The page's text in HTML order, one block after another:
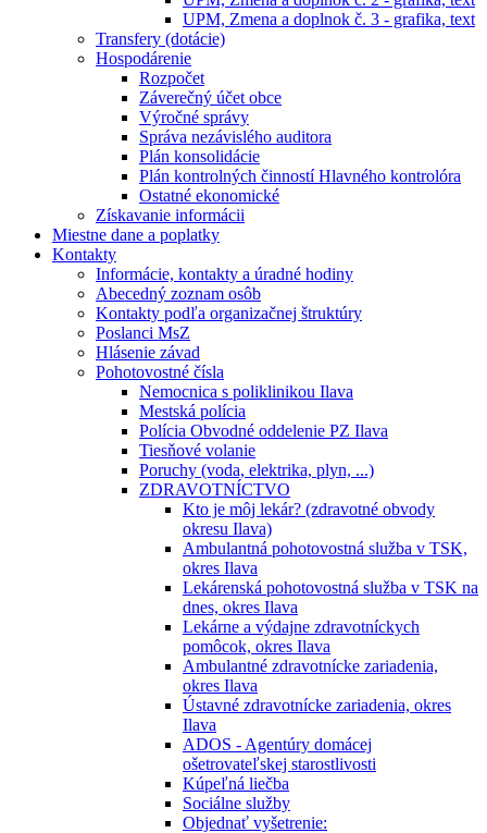
UPM, Zmena a doplnok č. 3 - grafika, text
Transfery (dotácie)
Hospodárenie
Rozpočet
Záverečný účet obce
Výročné správy
Správa nezávislého auditora
Plán konsolidácie
Plán kontrolných činností Hlavného kontrolóra
Ostatné ekonomické
Získavanie informácii
Miestne dane a poplatky
Kontakty
Informácie, kontakty a úradné hodiny
Abecedný zoznam osôb
Kontakty podľa organizačnej štruktúry
Poslanci MsZ
Hlásenie závad
Pohotovostné čísla
Nemocnica s poliklinikou Ilava
Mestská polícia
Polícia Obvodné oddelenie PZ Ilava
Tiesňové volanie
Poruchy (voda, elektrika, plyn, ...)
ZDRAVOTNÍCTVO
Kto je môj lekár? (zdravotné obvody
okresu Ilava)
Ambulantná pohotovostná služba v TSK,
okres Ilava
Lekárenská pohotovostná služba v TSK na
dnes, okres Ilava
Lekárne a výdajne zdravotníckych
pomôcok, okres Ilava
Ambulantné zdravotnícke zariadenia,
okres Ilava
Ústavné zdravotnícke zariadenia, okres
Ilava
ADOS - Agentúry domácej
ošetrovateľskej starostlivosti
Kúpeľná liečba
Sociálne služby
Objednať vyšetrenie: